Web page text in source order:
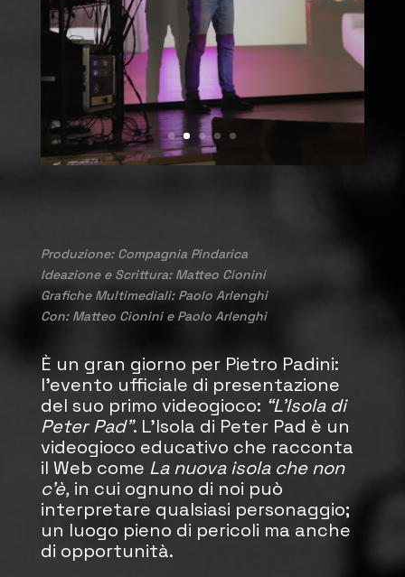
Produzione: Compagnia Pindarica
Ideazione e Scrittura: Matteo Cionini
Grafiche Multimediali: Paolo Arlenghi
Con: Matteo Cionini e Paolo Arlenghi
È un gran giorno per Pietro Padini:
l’evento ufficiale di presentazione
del suo primo videogioco: “L’Isola di
Peter Pad”. L’Isola di Peter Pad è un
videogioco educativo che racconta
il Web come La nuova isola che non
c’è, in cui ognuno di noi può
interpretare qualsiasi personaggio;
un luogo pieno di pericoli ma anche
di opportunità.